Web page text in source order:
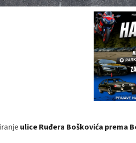
ulice Ruđera Boškovića prema